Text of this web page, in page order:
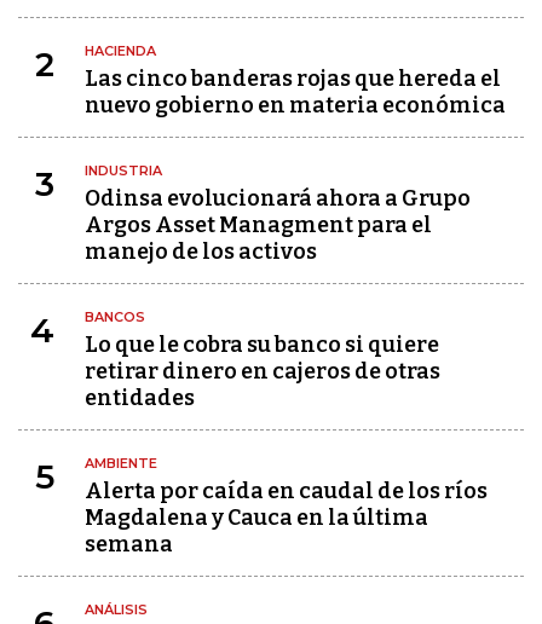
2 HACIENDA
Las cinco banderas rojas que hereda el
nuevo gobierno en materia económica
3 INDUSTRIA
Odinsa evolucionará ahora a Grupo
Argos Asset Managment para el
manejo de los activos
4 BANCOS
Lo que le cobra su banco si quiere
retirar dinero en cajeros de otras
entidades
5 AMBIENTE
Alerta por caída en caudal de los ríos
Magdalena y Cauca en la última
semana
ANÁLISIS